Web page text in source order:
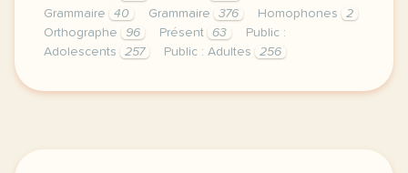
Grammaire
40 Grammaire 376 Homophones
2
Orthographe
96 Présent 63
Public :
Adolescents
257 Public : Adultes 256
niveau b1 b2 public adolescents et adultes